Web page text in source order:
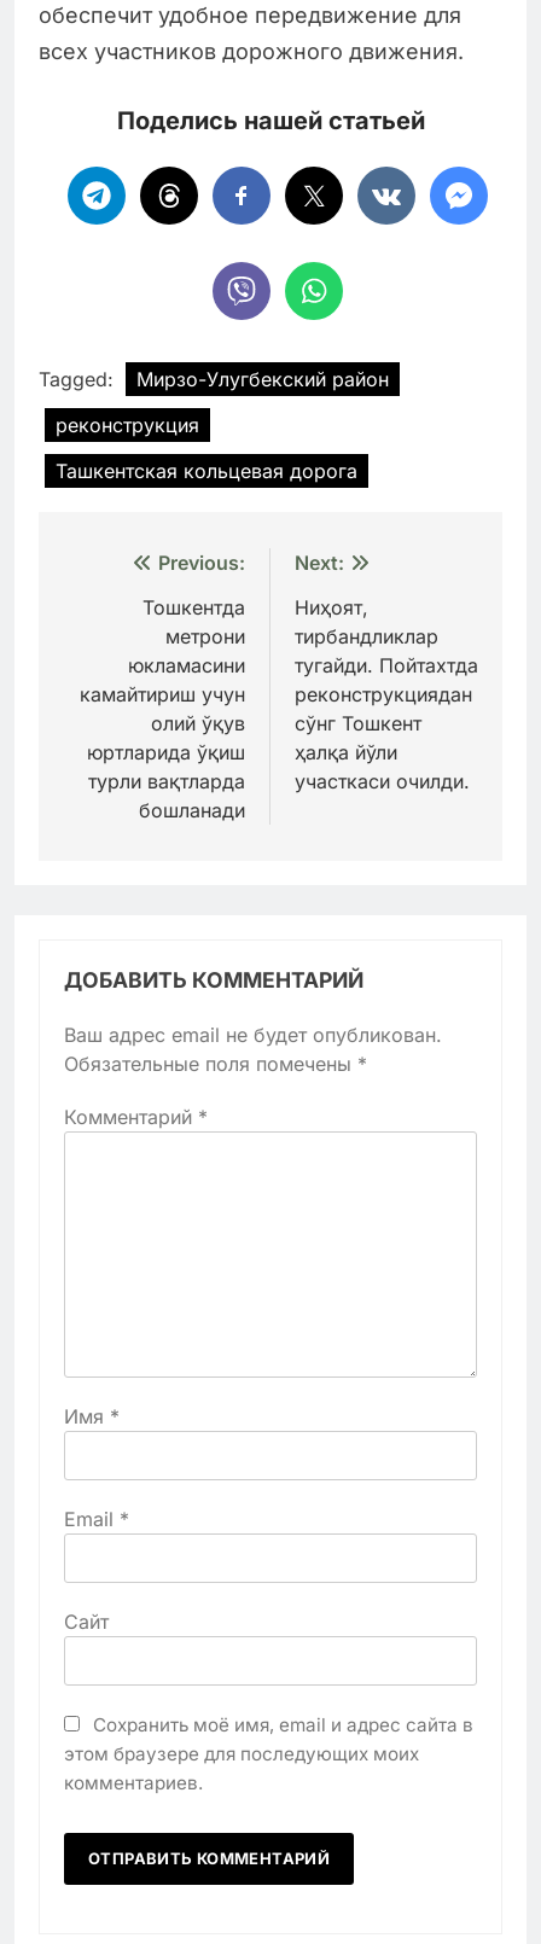
обеспечит удобное передвижение для
всех участников дорожного движения.
Поделись нашей статьей
Tagged:
Мирзо-Улугбекский район
реконструкция
Ташкентская кольцевая дорога
Навигация
записям
Previous:
Тошкентда
метрони
юкламасини
камайтириш учун
олий ўқув
юртларида ўқиш
турли вақтларда
бошланади
Next:
Ниҳоят,
тирбандликлар
тугайди. Пойтахтда
реконструкциядан
сўнг Тошкент
ҳалқа йўли
участкаси очилди.
ДОБАВИТЬ КОММЕНТАРИЙ
Ваш адрес email не будет опубликован.
Обязательные поля помечены *
Комментарий *
Имя *
Email *
Сайт
Сохранить моё имя, email и адрес сайта в
этом браузере для последующих моих
комментариев.